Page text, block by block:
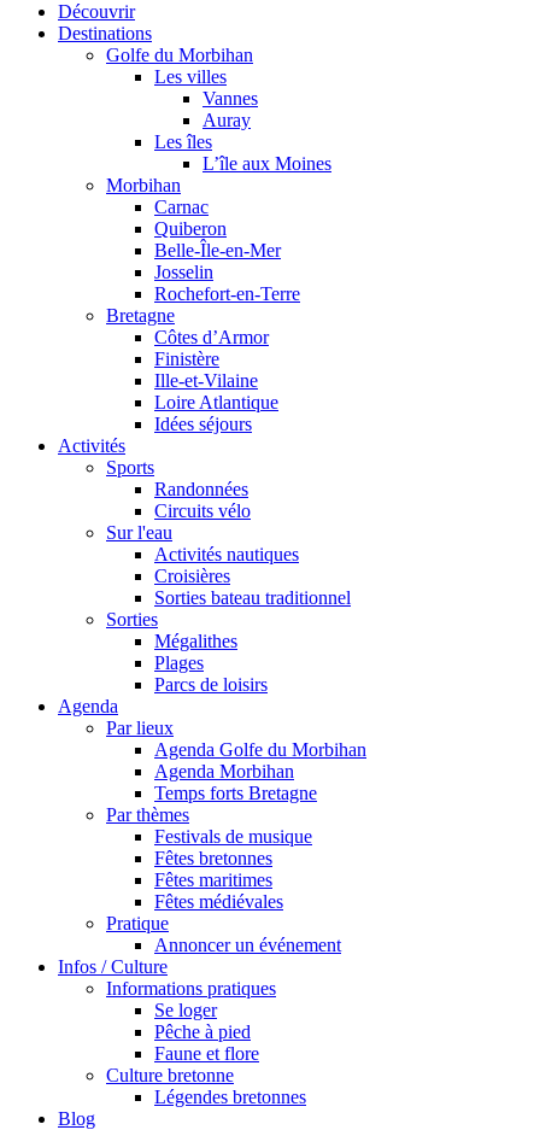
Découvrir
Destinations
Golfe du Morbihan
Les villes
Vannes
Auray
Les îles
L’île aux Moines
Morbihan
Carnac
Quiberon
Belle-Île-en-Mer
Josselin
Rochefort-en-Terre
Bretagne
Côtes d’Armor
Finistère
Ille-et-Vilaine
Loire Atlantique
Idées séjours
Activités
Sports
Randonnées
Circuits vélo
Sur l'eau
Activités nautiques
Croisières
Sorties bateau traditionnel
Sorties
Mégalithes
Plages
Parcs de loisirs
Agenda
Par lieux
Agenda Golfe du Morbihan
Agenda Morbihan
Temps forts Bretagne
Par thèmes
Festivals de musique
Fêtes bretonnes
Fêtes maritimes
Fêtes médiévales
Pratique
Annoncer un événement
Infos / Culture
Informations pratiques
Se loger
Pêche à pied
Faune et flore
Culture bretonne
Légendes bretonnes
Blog